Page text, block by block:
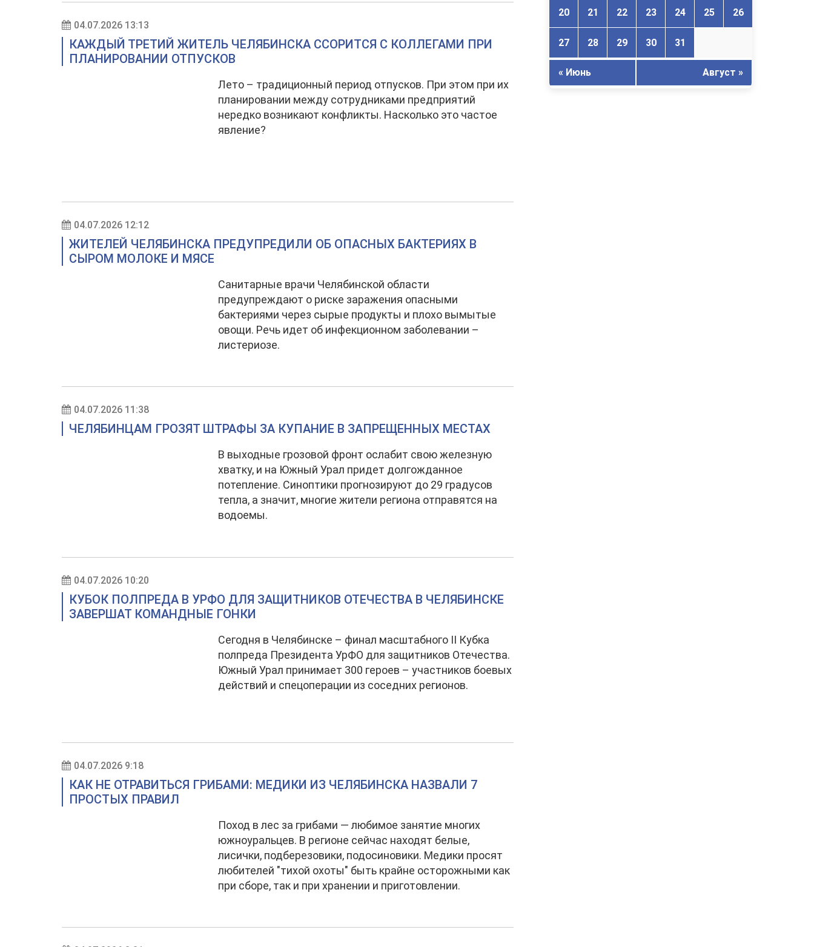
04.07.2026 13:13
КАЖДЫЙ ТРЕТИЙ ЖИТЕЛЬ ЧЕЛЯБИНСКА ССОРИТСЯ С КОЛЛЕГАМИ ПРИ
ПЛАНИРОВАНИИ ОТПУСКОВ
Лето – традиционный период отпусков. При этом при их
планировании между сотрудниками предприятий
нередко возникают конфликты. Насколько это частое
явление?
04.07.2026 12:12
ЖИТЕЛЕЙ ЧЕЛЯБИНСКА ПРЕДУПРЕДИЛИ ОБ ОПАСНЫХ БАКТЕРИЯХ В
СЫРОМ МОЛОКЕ И МЯСЕ
Санитарные врачи Челябинской области
предупреждают о риске заражения опасными
бактериями через сырые продукты и плохо вымытые
овощи. Речь идет об инфекционном заболевании –
листериозе.
04.07.2026 11:38
ЧЕЛЯБИНЦАМ ГРОЗЯТ ШТРАФЫ ЗА КУПАНИЕ В ЗАПРЕЩЕННЫХ МЕСТАХ
В выходные грозовой фронт ослабит свою железную
хватку, и на Южный Урал придет долгожданное
потепление. Синоптики прогнозируют до 29 градусов
тепла, а значит, многие жители региона отправятся на
водоемы.
04.07.2026 10:20
КУБОК ПОЛПРЕДА В УРФО ДЛЯ ЗАЩИТНИКОВ ОТЕЧЕСТВА В ЧЕЛЯБИНСКЕ
ЗАВЕРШАТ КОМАНДНЫЕ ГОНКИ
Сегодня в Челябинске – финал масштабного II Кубка
полпреда Президента УрФО для защитников Отечества.
Южный Урал принимает 300 героев – участников боевых
действий и спецоперации из соседних регионов.
04.07.2026 9:18
КАК НЕ ОТРАВИТЬСЯ ГРИБАМИ: МЕДИКИ ИЗ ЧЕЛЯБИНСКА НАЗВАЛИ 7
ПРОСТЫХ ПРАВИЛ
Поход в лес за грибами — любимое занятие многих
южноуральцев. В регионе сейчас находят белые,
лисички, подберезовики, подосиновики. Медики просят
любителей "тихой охоты" быть крайне осторожными как
при сборе, так и при хранении и приготовлении.
20 21 22 23 24 25 26
27 28 29 30 31
« Июнь Август »